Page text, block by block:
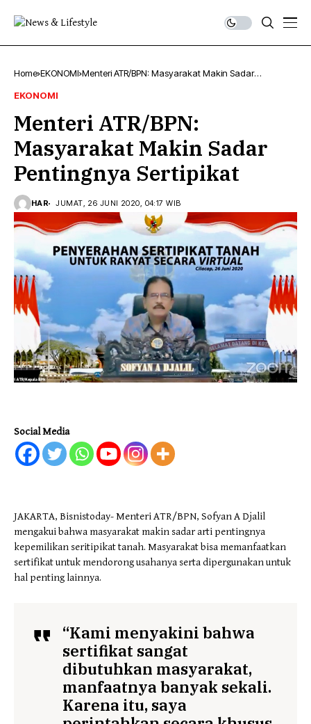
Home EKONOMI Menteri ATR/BPN: Masyarakat Makin Sadar
EKONOMI
Menteri ATR/BPN:
Masyarakat Makin Sadar
Pentingnya Sertipikat
HAR JUMAT, 26 JUNI 2020, 04:17 WIB
Social Media
JAKARTA, Bisnistoday- Menteri ATR/BPN, Sofyan A Djalil
mengakui bahwa masyarakat makin sadar arti pentingnya
kepemilikan seritipikat tanah. Masyarakat bisa memanfaatkan
sertifikat untuk mendorong usahanya serta dipergunakan untuk
hal penting lainnya.
“Kami menyakini bahwa
sertifikat sangat
dibutuhkan masyarakat,
manfaatnya banyak sekali.
Karena itu, saya